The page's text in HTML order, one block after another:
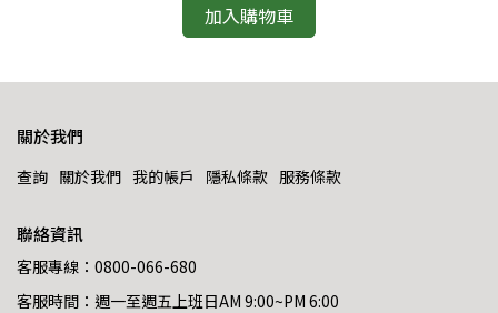
加入購物車
關於我們
查詢 關於我們 我的帳戶 隱私條款 服務條款
聯絡資訊
客服專線：0800-066-680
客服時間：週一至週五上班日AM 9:00~PM 6:00